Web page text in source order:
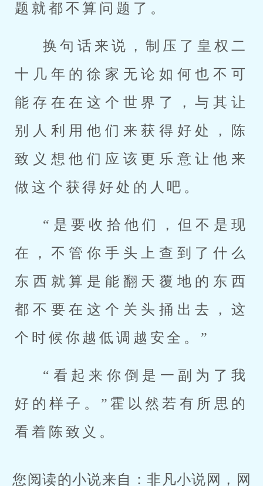
题就都不算问题了。
换句话来说，制压了皇权二
十几年的徐家无论如何也不可
能存在在这个世界了，与其让
别人利用他们来获得好处，陈
致义想他们应该更乐意让他来
做这个获得好处的人吧。
“是要收拾他们，但不是现
在，不管你手头上查到了什么
东西就算是能翻天覆地的东西
都不要在这个关头捅出去，这
个时候你越低调越安全。”
“看起来你倒是一副为了我
好的样子。”霍以然若有所思的
看着陈致义。
您阅读的小说来自：非凡小说网，网